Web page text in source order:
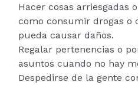
Hacer cosas arriesgadas
como consumir drogas o
pueda causar daños.
Regalar pertenencias o
asuntos cuando no hay
Despedirse de la gente